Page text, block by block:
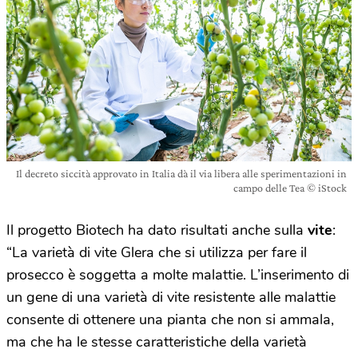
Il decreto siccità approvato in Italia dà il via libera alle sperimentazioni in
campo delle Tea © iStock
Il progetto Biotech ha dato risultati anche sulla vite:
“La varietà di vite Glera che si utilizza per fare il
prosecco è soggetta a molte malattie. L’inserimento di
un gene di una varietà di vite resistente alle malattie
consente di ottenere una pianta che non si ammala,
ma che ha le stesse caratteristiche della varietà